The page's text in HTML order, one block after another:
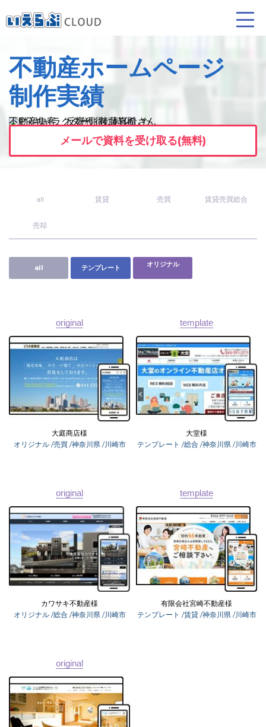
賃貸仲介
業務向け機能
売買仲介 賃貸管理
ホームページ制作について
ユーザーインタビュー ホームページ制作実績
03-6689-1791
不動産ホームページ
制作実績
不動産集客、反響獲得に特化した
ホームページを
お探しの方は、
当社の制作実績をぜひご覧ください。
メールで資料を受け取る(無料)
all 賃貸 売買 賃貸売買総合
売却
all テンプレート オリジナル
original
大庭商店様
オリジナル /売買 /神奈川県 /川崎市
template
大堂様
テンプレート /総合 /神奈川県 /川崎市
original
カワサキ不動産様
オリジナル /総合 /神奈川県 /川崎市
template
有限会社宮崎不動産様
テンプレート /賃貸 /神奈川県 /川崎市
original